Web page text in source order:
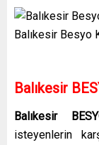
Balıkesir Besyo
Balıkesir
Balıkesir
isteyenlerin